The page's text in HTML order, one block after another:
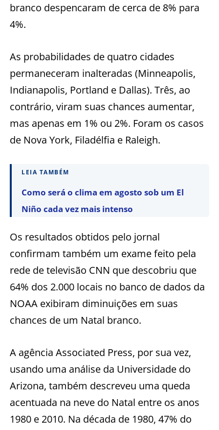
branco despencaram de cerca de 8% para
4%.
As probabilidades de quatro cidades
permaneceram inalteradas (Minneapolis,
Indianapolis, Portland e Dallas). Três, ao
contrário, viram suas chances aumentar,
mas apenas em 1% ou 2%. Foram os casos
de Nova York, Filadélfia e Raleigh.
LEIA TAMBÉM
Como será o clima em agosto sob um El
Niño cada vez mais intenso
Os resultados obtidos pelo jornal
confirmam também um exame feito pela
rede de televisão CNN que descobriu que
64% dos 2.000 locais no banco de dados da
NOAA exibiram diminuições em suas
chances de um Natal branco.
A agência Associated Press, por sua vez,
usando uma análise da Universidade do
Arizona, também descreveu uma queda
acentuada na neve do Natal entre os anos
1980 e 2010. Na década de 1980, 47% do